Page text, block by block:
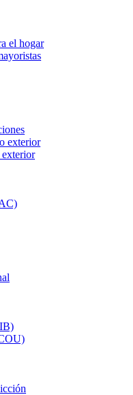
el hogar
exterior
exterior